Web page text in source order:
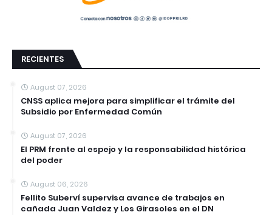
RECIENTES
August 07, 2026
CNSS aplica mejora para simplificar el trámite del
Subsidio por Enfermedad Común
August 07, 2026
El PRM frente al espejo y la responsabilidad histórica
del poder
August 06, 2026
Fellito Suberví supervisa avance de trabajos en
cañada Juan Valdez y Los Girasoles en el DN